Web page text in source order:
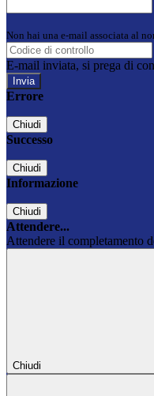
Non hai una e-mail associata al
E-mail inviata, si prega di
Errore
Chiudi
Successo
Chiudi
Informazione
Chiudi
Attendere...
Attendere il completamento
Chiudi